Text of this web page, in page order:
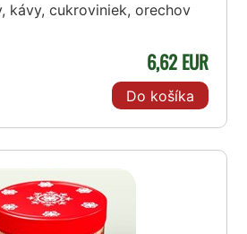
kávy, cukroviniek, orechov
6,62 EUR
Do košíka